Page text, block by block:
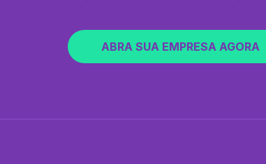
ABRA SUA EMPRESA AGORA